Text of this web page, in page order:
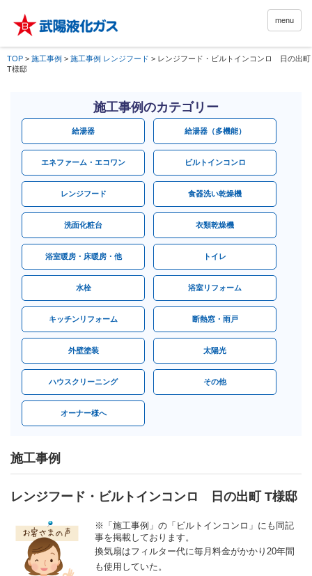
menu
TOP > 施工事例 > 施工事例 レンジフード > レンジフード・ビルトインコンロ 日の出町
T様邸
施工事例のカテゴリー
給湯器 給湯器（多機能）
エネファーム・エコワン ビルトインコンロ
レンジフード 食器洗い乾燥機
洗面化粧台 衣類乾燥機
浴室暖房・床暖房・他 トイレ
水栓 浴室リフォーム
キッチンリフォーム 断熱窓・雨戸
外壁塗装 太陽光
ハウスクリーニング その他
オーナー様へ
施工事例
レンジフード・ビルトインコンロ 日の出町 T様邸
※「施工事例」の「ビルトインコンロ」にも同記
事を掲載しております。
換気扇はフィルター代に毎月料金がかかり20年間
も使用していた。